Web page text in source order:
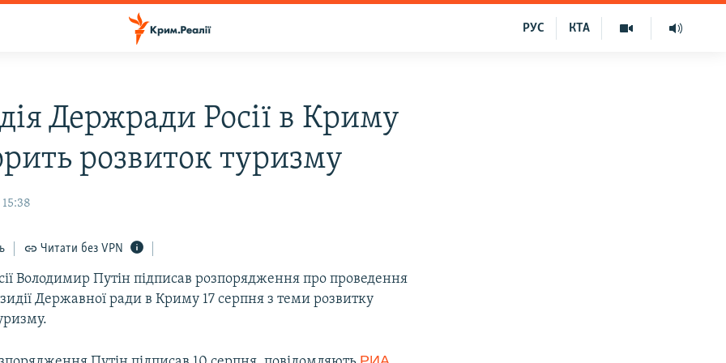
КТА
РУС
Держради Росії в Криму
розвиток туризму
Читати без VPN
Володимир Путін підписав розпорядження про проведення
Державної ради в Криму 17 серпня з теми розвитку